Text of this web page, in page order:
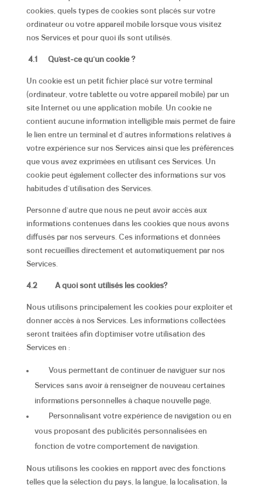
cookies, quels types de cookies sont placés sur votre
ordinateur ou votre appareil mobile lorsque vous visitez
nos Services et pour quoi ils sont utilisés.
4.1 Qu’est-ce qu’un cookie ?
Un cookie est un petit fichier placé sur votre terminal
(ordinateur, votre tablette ou votre appareil mobile) par un
site Internet ou une application mobile. Un cookie ne
contient aucune information intelligible mais permet de faire
le lien entre un terminal et d’autres informations relatives à
votre expérience sur nos Services ainsi que les préférences
que vous avez exprimées en utilisant ces Services. Un
cookie peut également collecter des informations sur vos
habitudes d’utilisation des Services.
Personne d’autre que nous ne peut avoir accès aux
informations contenues dans les cookies que nous avons
diffusés par nos serveurs. Ces informations et données
sont recueillies directement et automatiquement par nos
Services.
4.2 A quoi sont utilisés les cookies?
Nous utilisons principalement les cookies pour exploiter et
donner accès à nos Services. Les informations collectées
seront traitées afin d’optimiser votre utilisation des
Services en :
Vous permettant de continuer de naviguer sur nos
Services sans avoir à renseigner de nouveau certaines
informations personnelles à chaque nouvelle page,
Personnalisant votre expérience de navigation ou en
vous proposant des publicités personnalisées en
fonction de votre comportement de navigation.
Nous utilisons les cookies en rapport avec des fonctions
telles que la sélection du pays, la langue, la localisation, la